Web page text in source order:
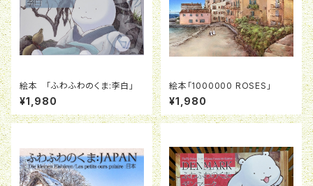
絵本 「ふわふわのくま:李白」
¥1,980
絵本「1000000 ROSES」
¥1,980